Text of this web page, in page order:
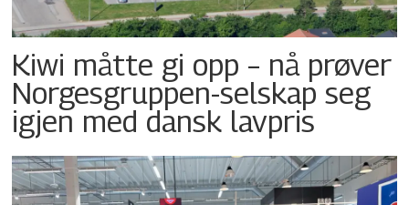
Kiwi måtte gi opp – nå prøver
Norgesgruppen-selskap seg
igjen med dansk lavpris